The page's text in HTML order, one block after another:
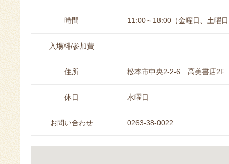
時間 11:00～18:00（金曜日、土曜
入場料/参加費
住所 松本市中央2-2-6 高美書店2F
休日 水曜日
お問い合わせ 0263-38-0022